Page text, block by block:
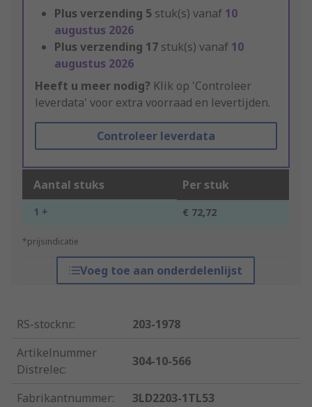
Plus verzending 5 stuk(s) vanaf 10
augustus 2026
Plus verzending 17 stuk(s) vanaf 10
augustus 2026
Heeft u meer nodig? Klik op 'Controleer
leverdata' voor extra voorraad en levertijden.
Controleer leverdata
Aantal stuks Per stuk
1 + € 72,72
*prijsindicatie
Voeg toe aan onderdelenlijst
RS-stocknr.:
203-1978
Artikelnummer
Distrelec:
304-10-566
Fabrikantnummer:
3LD2203-1TL53